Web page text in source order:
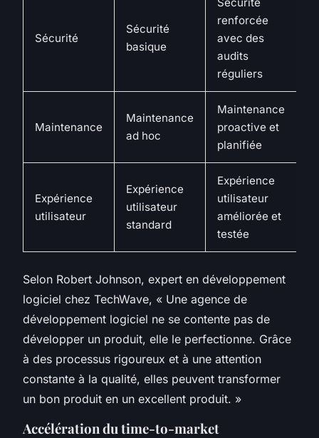
Sécurité
Sécurité
basique
renforcée
avec des
audits
réguliers
Maintenance
Maintenance
ad hoc
Maintenance
proactive et
planifiée
Expérience
utilisateur
Expérience
utilisateur
standard
Expérience
utilisateur
améliorée et
testée
Selon Robert Johnson, expert en développement
logiciel chez TechWave, « Une agence de
développement logiciel ne se contente pas de
développer un produit, elle le perfectionne. Grâce
à des processus rigoureux et à une attention
constante à la qualité, elles peuvent transformer
un bon produit en un excellent produit. »
Accélération du time-to-market